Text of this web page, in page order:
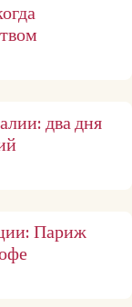
два дня
Париж